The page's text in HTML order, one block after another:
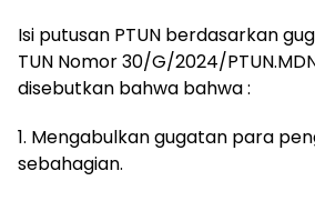
Isi putusan PTUN berdasarkan
TUN Nomor 30/G/2024/
disebutkan bahwa bahwa :
1. Mengabulkan gugatan para
sebahagian.